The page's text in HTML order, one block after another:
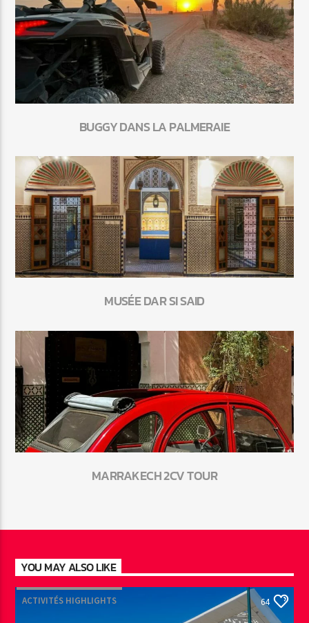
BUGGY DANS LA PALMERAIE
MUSÉE DAR SI SAID
MARRAKECH 2CV TOUR
YOU MAY ALSO LIKE
ACTIVITÉS HIGHLIGHTS 64